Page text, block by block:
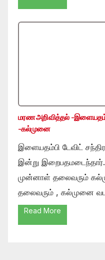
மரண அறிவித்தல் -
-கல்முனை
இளையதம்பி டேவிட்
இன்று
முன்னாள் தலைவரும்
தலைவரும் , கல்முனை
Read More